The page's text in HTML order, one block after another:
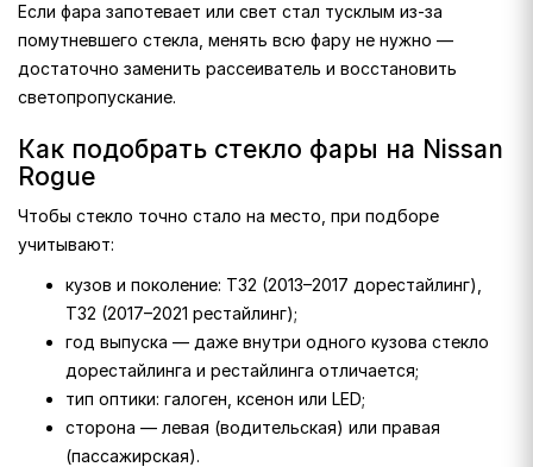
Если фара запотевает или свет стал тусклым из-за
помутневшего стекла, менять всю фару не нужно —
достаточно заменить рассеиватель и восстановить
светопропускание.
Как подобрать стекло фары на Nissan
Rogue
Чтобы стекло точно стало на место, при подборе
учитывают:
кузов и поколение: T32 (2013–2017 дорестайлинг),
T32 (2017–2021 рестайлинг);
год выпуска — даже внутри одного кузова стекло
дорестайлинга и рестайлинга отличается;
тип оптики: галоген, ксенон или LED;
сторона — левая (водительская) или правая
(пассажирская).